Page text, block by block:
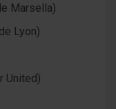
Marsella)
Lyon)
United)